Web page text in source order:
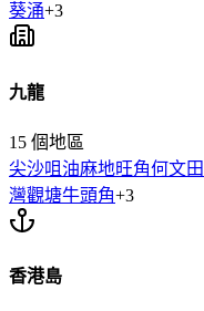
葵涌+3
九龍
15 個地區
尖沙咀 油麻地旺角何文田
灣觀塘牛頭角+3
香港島